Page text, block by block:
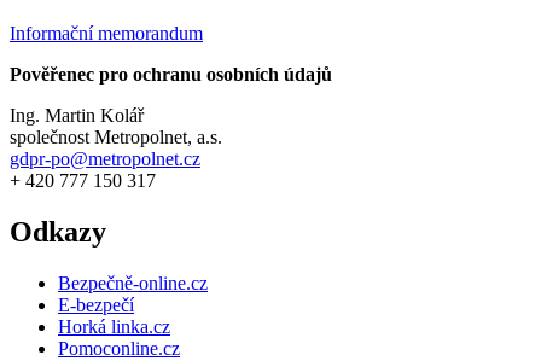
Informační memorandum
Pověřenec pro ochranu osobních údajů
Ing. Martin Kolář
společnost Metropolnet, a.s.
gdpr-po@metropolnet.cz
+ 420 777 150 317
Odkazy
Bezpečně-online.cz
E-bezpečí
Horká linka.cz
Pomoconline.cz